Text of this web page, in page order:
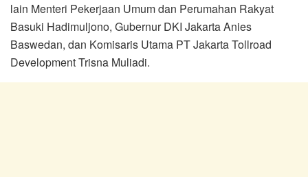
lain Menteri Pekerjaan Umum dan Perumahan Rakyat
Basuki Hadimuljono, Gubernur DKI Jakarta Anies
Baswedan, dan Komisaris Utama PT Jakarta Tollroad
Development Trisna Muliadi.